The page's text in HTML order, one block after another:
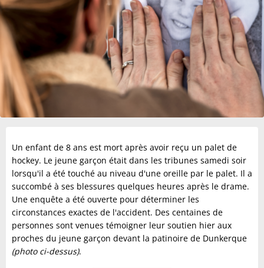
Un enfant de 8 ans est mort après avoir reçu un palet de
hockey. Le jeune garçon était dans les tribunes samedi soir
lorsqu'il a été touché au niveau d'une oreille par le palet. Il a
succombé à ses blessures quelques heures après le drame.
Une enquête a été ouverte pour déterminer les
circonstances exactes de l'accident. Des centaines de
personnes sont venues témoigner leur soutien hier aux
proches du jeune garçon devant la patinoire de Dunkerque
(photo ci-dessus).